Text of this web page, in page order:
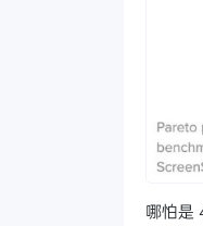
哪怕是